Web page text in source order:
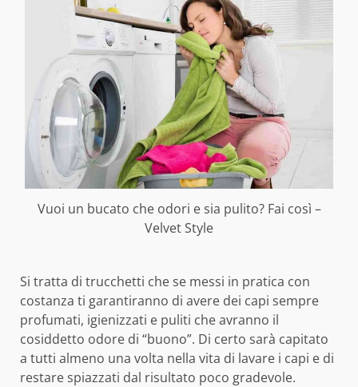
Vuoi un bucato che odori e sia pulito? Fai così –
Velvet Style
Si tratta di trucchetti che se messi in pratica con
costanza ti garantiranno di avere dei capi sempre
profumati, igienizzati e puliti che avranno il
cosiddetto odore di “buono”. Di certo sarà capitato
a tutti almeno una volta nella vita di lavare i capi e di
restare spiazzati dal risultato poco gradevole.